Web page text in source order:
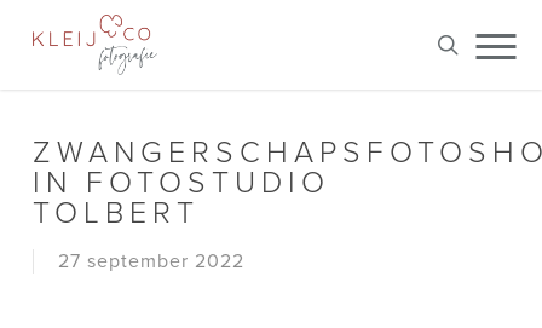
search
IN FOTOSTUDIO
TOLBERT
27 september 2022